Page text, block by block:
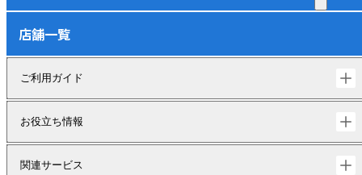
店舗一覧
ご利用ガイド
お役立ち情報
関連サービス